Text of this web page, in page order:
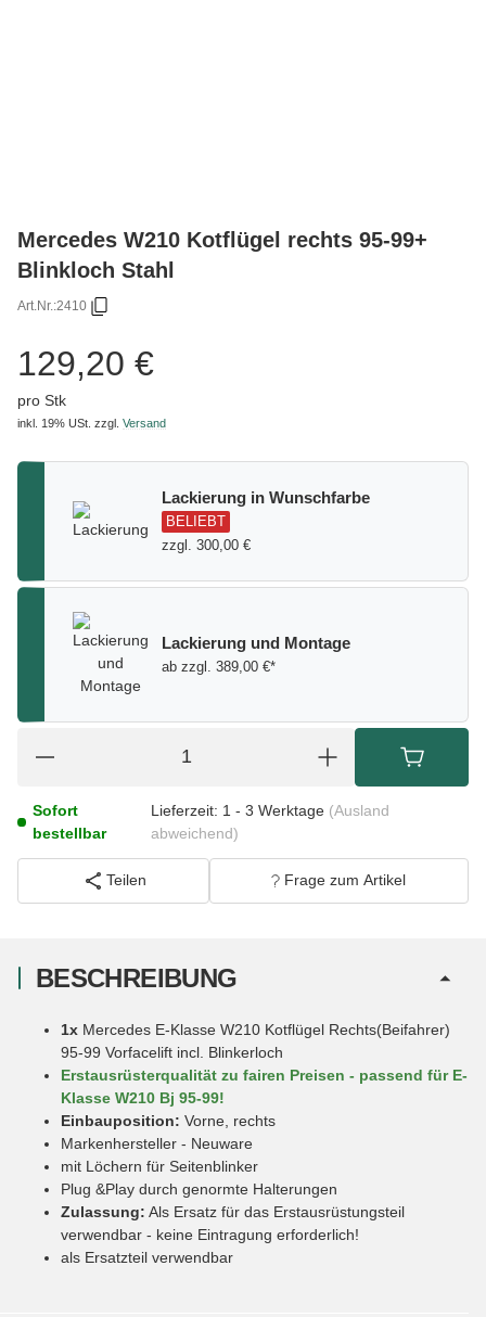
Mercedes W210 Kotflügel rechts 95-99+
Blinkloch Stahl
Art.Nr.:2410
129,20 €
pro Stk
inkl. 19% USt. zzgl. Versand
Lackierung in Wunschfarbe
BELIEBT
zzgl. 300,00 €
Lackierung und Montage
ab zzgl. 389,00 €*
Sofort
bestellbar
Lieferzeit: 1 - 3 Werktage (Ausland
abweichend)
Teilen Frage zum Artikel
BESCHREIBUNG
1x Mercedes E-Klasse W210 Kotflügel Rechts(Beifahrer)
95-99 Vorfacelift incl. Blinkerloch
Erstausrüsterqualität zu fairen Preisen - passend für E-
Klasse W210 Bj 95-99!
Einbauposition: Vorne, rechts
Markenhersteller - Neuware
mit Löchern für Seitenblinker
Plug &Play durch genormte Halterungen
Zulassung: Als Ersatz für das Erstausrüstungsteil
verwendbar - keine Eintragung erforderlich!
als Ersatzteil verwendbar